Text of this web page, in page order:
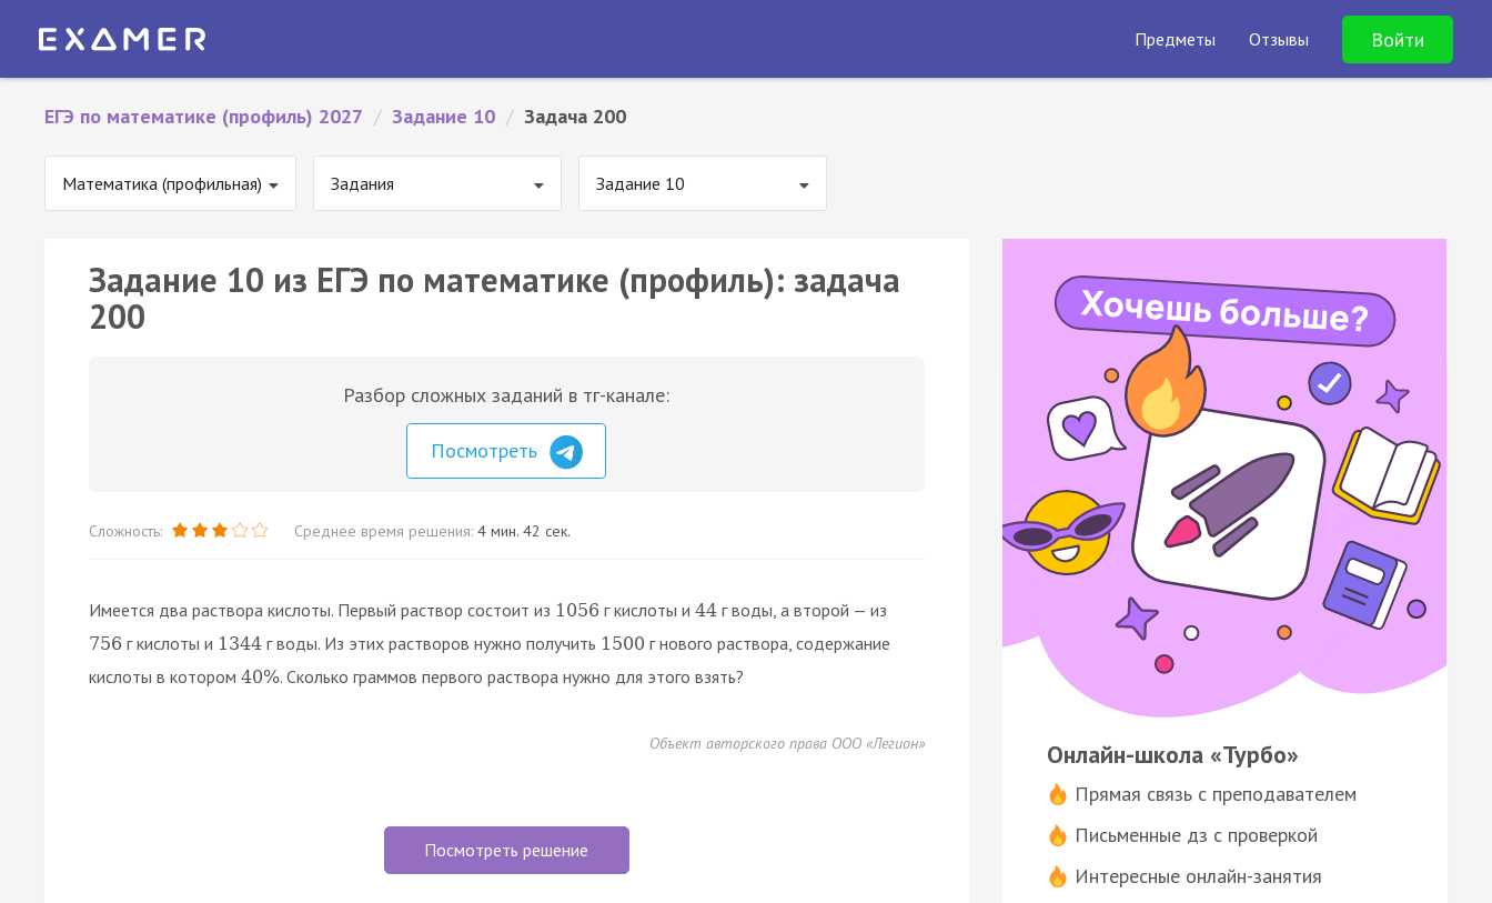
Предметы Отзывы Войти
ЕГЭ по математике (профиль) 2027 / Задание 10 / Задача 200
Математика (профильная) Задания Задание 10
Задание 10 из ЕГЭ по математике (профиль): задача
200
Разбор сложных заданий в тг-канале:
Посмотреть
Сложность: Среднее время решения: 4 мин. 42 сек.
Имеется два раствора кислоты. Первый раствор состоит из 1056 г кислоты и 44 г воды, а второй — из
756 г кислоты и 1344 г воды. Из этих растворов нужно получить 1500 г нового раствора, содержание
кислоты в котором 40%. Сколько граммов первого раствора нужно для этого взять?
Объект авторского права ООО «Легион»
Посмотреть решение
Онлайн-школа «Турбо»
Прямая связь с преподавателем
Письменные дз с проверкой
Интересные онлайн-занятия